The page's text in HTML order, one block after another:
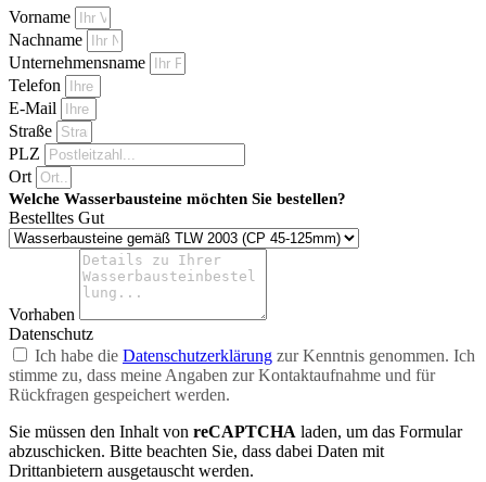
Vorname
Nachname
Unternehmensname
Telefon
E-Mail
Straße
PLZ
Ort
Welche Wasserbausteine möchten Sie bestellen?
Bestelltes Gut
Vorhaben
Datenschutz
Ich habe die Datenschutzerklärung zur Kenntnis genommen. Ich
stimme zu, dass meine Angaben zur Kontaktaufnahme und für
Rückfragen gespeichert werden.
Sie müssen den Inhalt von reCAPTCHA laden, um das Formular
abzuschicken. Bitte beachten Sie, dass dabei Daten mit
Drittanbietern ausgetauscht werden.